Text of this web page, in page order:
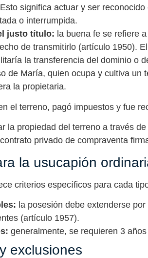
significa actuar y ser
o interrumpida.
justo título: la buena fe se refiere
de transmitirlo (artículo 1950).
la transferencia del dominio o
de María, quien ocupa y cultiva
la propietaria.
el terreno, pagó impuestos y fue
la propiedad del terreno a través de
privado de compraventa
la usucapión
criterios específicos para cada
la posesión debe extenderse
(artículo 1957).
generalmente, se requieren 3
exclusiones